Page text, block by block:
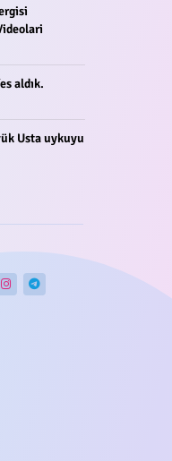
aldık.
Usta uykuyu